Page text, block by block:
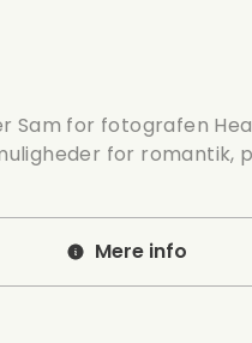
for fotografen
for romantik,
Mere info